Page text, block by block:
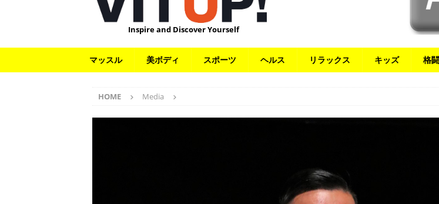
Inspire and Discover Yourself
マッスル 美ボディ スポーツ ヘルス リラックス キッズ 格
HOME Media